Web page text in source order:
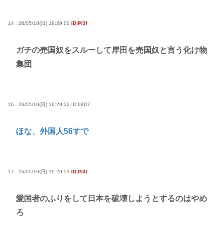
14 : 26/05/10(日) 19:29:00 ID:Pi3f
ガチの売国奴をスルーして岸田を売国奴と言う化け物
集団
16 : 26/05/10(日) 19:29:32 ID:h8D7
ほな、外国人56すで
17 : 26/05/10(日) 19:29:53 ID:Pi3f
愛国者のふりをして日本を破壊しようとするのはやめ
ろ